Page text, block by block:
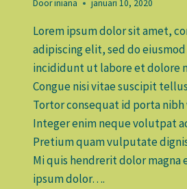
Dooriniana januari 10, 2020
Lorem ipsum dolor sit amet,
adipiscing elit, sed do
incididunt ut labore et dolore
Congue nisi vitae suscipit
Tortor consequat id porta nibh
Integer enim neque volutpat
Pretium quam vulputate
Mi quis hendrerit dolor magna
ipsum dolor….